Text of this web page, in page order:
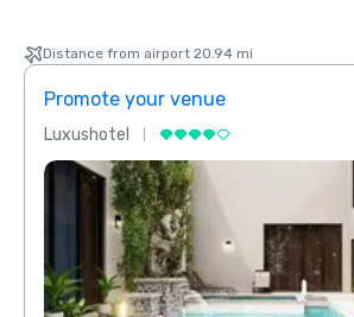
Distance from airport 20.94 mi
Promote your venue
Luxushotel